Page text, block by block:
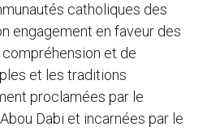
catholiques des
engagement en faveur des
et de
et les traditions
proclamées par le
Dabi et incarnées par le